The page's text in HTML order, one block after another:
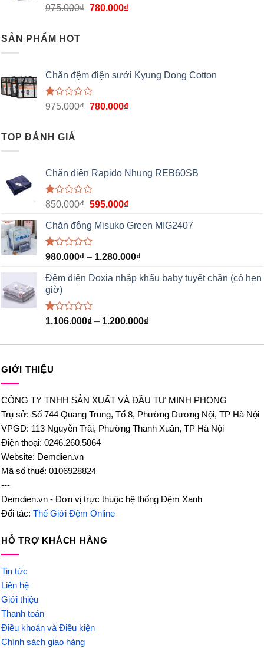
Được
1.00
5
975.000₫ 780.000₫
SẢN PHẨM HOT
Chăn đệm điện sưởi Kyung Dong Cotton
Được
1.00
5
975.000₫ 780.000₫
TOP ĐÁNH GIÁ
Chăn điện Rapido Nhung REB60SB
Được
hạng
1.00
5
850.000₫ 595.000₫
Chăn đông Misuko Green MIG2407
Được
hạng
1.00
5
sao
980.000₫ – 1.280.000₫
Đệm điện Doxia nhập khẩu baby tuyết chần (có hẹn
giờ)
Được
1.00
sao
1.106.000₫ – 1.200.000₫
GIỚI THIỆU
CÔNG TY TNHH SẢN XUẤT VÀ ĐẦU TƯ MINH PHONG
Trụ sở: Số 744 Quang Trung, Tổ 8, Phường Dương Nội, TP Hà Nội
VPGD: 113 Nguyễn Trãi, Phường Thanh Xuân, TP Hà Nội
Điện thoại: 0246.260.5064
Website: Demdien.vn
Mã số thuế: 0106928824
---
Demdien.vn - Đơn vị trực thuộc hệ thống Đệm Xanh
Đối tác: Thế Giới Đệm Online
HỖ TRỢ KHÁCH HÀNG
Tin tức
Liên hệ
Giới thiệu
Thanh toán
Điều khoản và Điều kiện
Chính sách giao hàng